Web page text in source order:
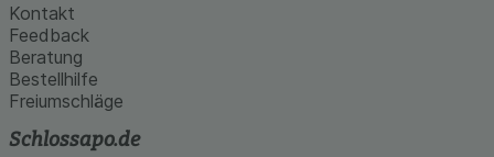
Kontakt
Feedback
Beratung
Bestellhilfe
Freiumschläge
Schlossapo.de